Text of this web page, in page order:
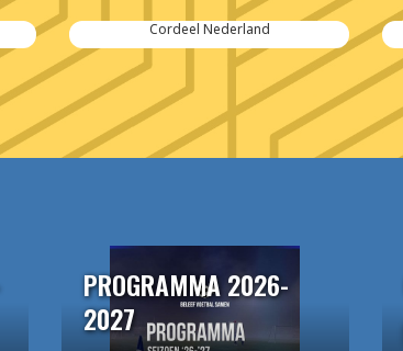
Cordeel Nederland
PROGRAMMA 2026-
2027